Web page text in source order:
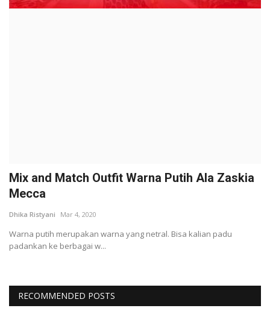
Mix and Match Outfit Warna Putih Ala Zaskia
Mecca
Dhika Ristyani Mar 4, 2020
Warna putih merupakan warna yang netral. Bisa kalian padu
padankan ke berbagai w...
RECOMMENDED POSTS